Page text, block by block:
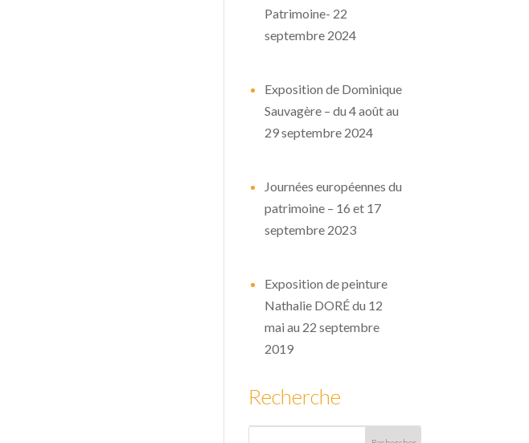
Patrimoine- 22
septembre 2024
Exposition de Dominique
Sauvagère – du 4 août au
29 septembre 2024
Journées européennes du
patrimoine – 16 et 17
septembre 2023
Exposition de peinture
Nathalie DORÉ du 12
mai au 22 septembre
2019
Recherche